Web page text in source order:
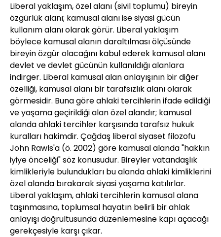
Liberal yaklaşım, özel alanı (sivil toplumu) bireyin
özgürlük alanı; kamusal alanı ise siyasi gücün
kullanım alanı olarak görür. Liberal yaklaşım
böylece kamusal alanın daraltılması ölçüsünde
bireyin özgür olacağını kabul ederek kamusal alanı
devlet ve devlet gücünün kullanıldığı alanlara
indirger. Liberal kamusal alan anlayışının bir diğer
özelliği, kamusal alanı bir tarafsızlık alanı olarak
görmesidir. Buna göre ahlaki tercihlerin ifade edildiği
ve yaşama geçirildiği alan özel alandır; kamusal
alanda ahlaki tercihler karşısında tarafsız hukuk
kuralları hakimdir. Çağdaş liberal siyaset filozofu
John Rawls'a (ö. 2002) göre kamusal alanda "hakkın
iyiye önceliği" söz konusudur. Bireyler vatandaşlık
kimlikleriyle bulundukları bu alanda ahlaki kimliklerini
özel alanda bırakarak siyasi yaşama katılırlar.
Liberal yaklaşım, ahlaki tercihlerin kamusal alana
taşınmasına, toplumsal hayatın belirli bir ahlak
anlayışı doğrultusunda düzenlemesine kapı açacağı
gerekçesiyle karşı çıkar.